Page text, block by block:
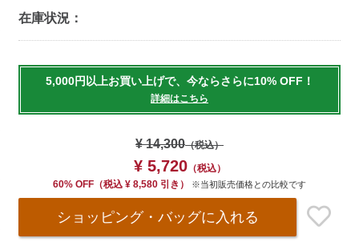
在庫状況：
to
5,000円以上お買い上げで、今ならさらに10% OFF！
詳細はこちら
¥ 14,300（税込）
¥ 5,720（税込）
60% OFF （税込 ¥ 8,580 引き） ※当初販売価格との比較です
ショッピング・バッグに入れる